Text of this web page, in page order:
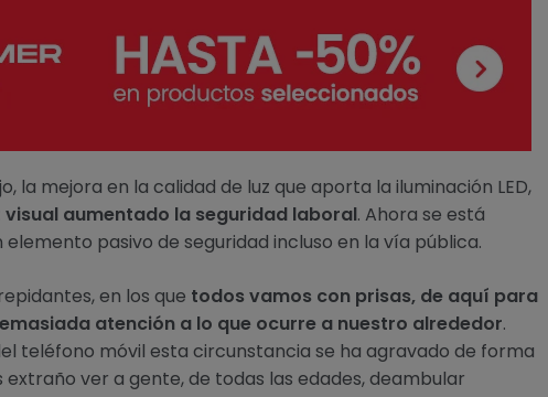
la mejora en la calidad de luz que aporta la iluminación LED,
aumentado la seguridad laboral. Ahora se está
pasivo de seguridad incluso en la vía pública.
en los que todos vamos con prisas, de aquí para
atención a lo que ocurre a nuestro alrededor.
teléfono móvil esta circunstancia se ha agravado de forma
extraño ver a gente, de todas las edades, deambular